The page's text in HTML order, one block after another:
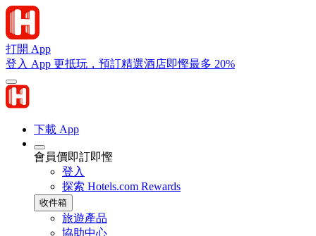
打開 App
登入 App 更抵玩，預訂精選酒店即慳最多 20%
下載 App
會員價即訂即慳
登入
探索 Hotels.com Rewards
收件箱
旅遊產品
協助中心